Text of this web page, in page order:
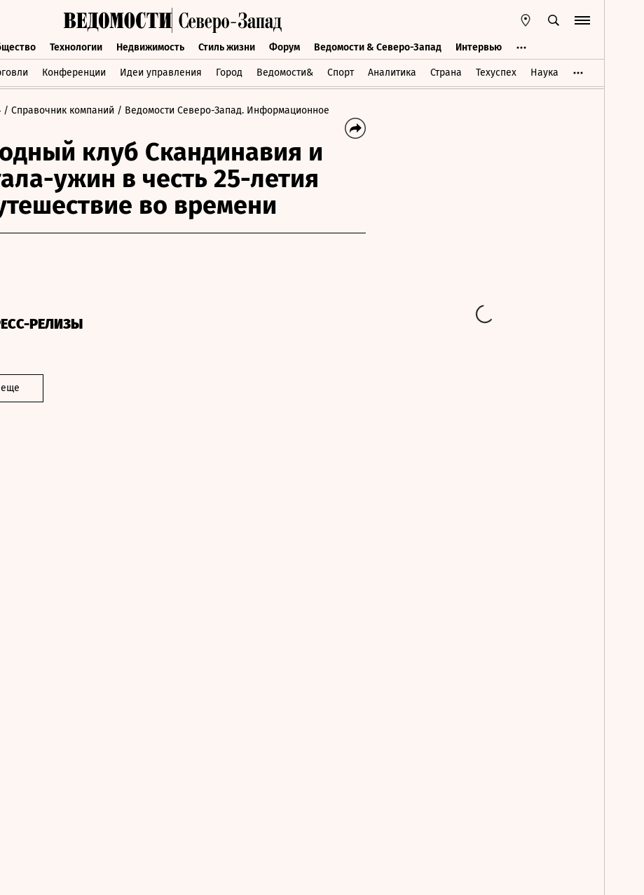
Технологии Недвижимость Стиль жизни Форум Ведомости & Северо-Запад Интервью
Конференции Идеи управления Город Ведомости& Спорт Аналитика Страна Техуспех Наука
Общество Технологии Недвижимость Стиль жизни Форум Ведомости & Северо-Запад Интервью
/ Справочник компаний / Ведомости Северо-Запад. Информационное
клуб Скандинавия и
ужин в честь 25-летия
во времени
РЕЛИЗЫ
еще